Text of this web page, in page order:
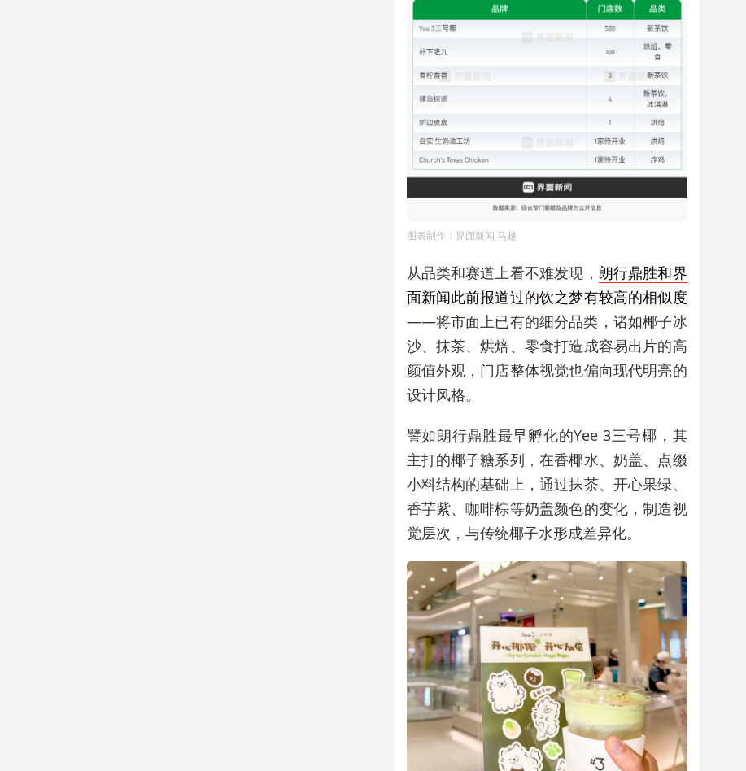
图表制作：界面新闻 马越
从品类和赛道上看不难发现， 朗行鼎胜和界
面新闻此前报道过的饮之梦有较高的相似度
——将市面上已有的细分品类，诸如椰子冰
沙、抹茶、烘焙、零食打造成容易出片的高
颜值外观，门店整体视觉也偏向现代明亮的
设计风格。
譬如朗行鼎胜最早孵化的Yee 3三号椰，其
主打的椰子糖系列，在香椰水、奶盖、点缀
小料结构的基础上，通过抹茶、开心果绿、
香芋紫、咖啡棕等奶盖颜色的变化，制造视
觉层次，与传统椰子水形成差异化。